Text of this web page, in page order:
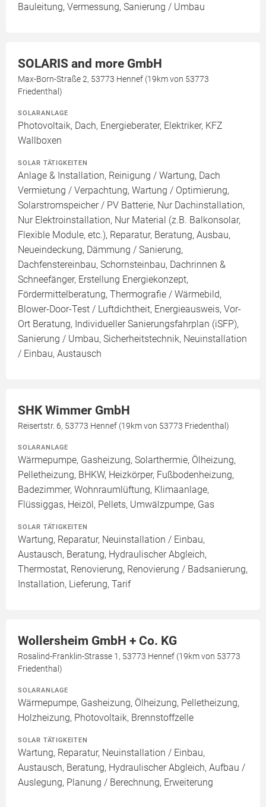
Bauleitung, Vermessung, Sanierung / Umbau
SOLARIS and more GmbH
Max-Born-Straße 2, 53773 Hennef (19km von 53773
Friedenthal)
SOLARANLAGE
Photovoltaik, Dach, Energieberater, Elektriker, KFZ
Wallboxen
SOLAR TÄTIGKEITEN
Anlage & Installation, Reinigung / Wartung, Dach
Vermietung / Verpachtung, Wartung / Optimierung,
Solarstromspeicher / PV Batterie, Nur Dachinstallation,
Nur Elektroinstallation, Nur Material (z.B. Balkonsolar,
Flexible Module, etc.), Reparatur, Beratung, Ausbau,
Neueindeckung, Dämmung / Sanierung,
Dachfenstereinbau, Schornsteinbau, Dachrinnen &
Schneefänger, Erstellung Energiekonzept,
Fördermittelberatung, Thermografie / Wärmebild,
Blower-Door-Test / Luftdichtheit, Energieausweis, Vor-
Ort Beratung, Individueller Sanierungsfahrplan (iSFP),
Sanierung / Umbau, Sicherheitstechnik, Neuinstallation
/ Einbau, Austausch
SHK Wimmer GmbH
Reisertstr. 6, 53773 Hennef (19km von 53773 Friedenthal)
SOLARANLAGE
Wärmepumpe, Gasheizung, Solarthermie, Ölheizung,
Pelletheizung, BHKW, Heizkörper, Fußbodenheizung,
Badezimmer, Wohnraumlüftung, Klimaanlage,
Flüssiggas, Heizöl, Pellets, Umwälzpumpe, Gas
SOLAR TÄTIGKEITEN
Wartung, Reparatur, Neuinstallation / Einbau,
Austausch, Beratung, Hydraulischer Abgleich,
Thermostat, Renovierung, Renovierung / Badsanierung,
Installation, Lieferung, Tarif
Wollersheim GmbH + Co. KG
Rosalind-Franklin-Strasse 1, 53773 Hennef (19km von 53773
Friedenthal)
SOLARANLAGE
Wärmepumpe, Gasheizung, Ölheizung, Pelletheizung,
Holzheizung, Photovoltaik, Brennstoffzelle
SOLAR TÄTIGKEITEN
Wartung, Reparatur, Neuinstallation / Einbau,
Austausch, Beratung, Hydraulischer Abgleich, Aufbau /
Auslegung, Planung / Berechnung, Erweiterung